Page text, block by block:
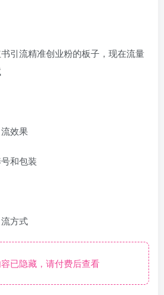
引流精准创业粉的板子，现在流量
效果
和包装
方式
已隐藏，请付费后查看